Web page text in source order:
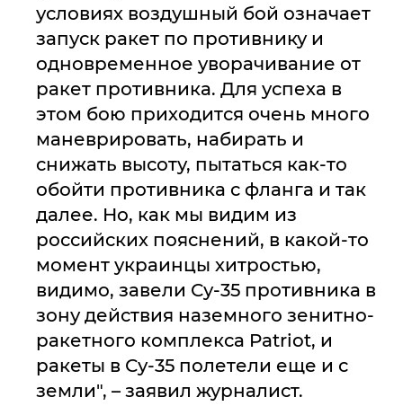
условиях воздушный бой означает
запуск ракет по противнику и
одновременное уворачивание от
ракет противника. Для успеха в
этом бою приходится очень много
маневрировать, набирать и
снижать высоту, пытаться как-то
обойти противника с фланга и так
далее. Но, как мы видим из
российских пояснений, в какой-то
момент украинцы хитростью,
видимо, завели Су-35 противника в
зону действия наземного зенитно-
ракетного комплекса Patriot, и
ракеты в Су-35 полетели еще и с
земли", – заявил журналист.